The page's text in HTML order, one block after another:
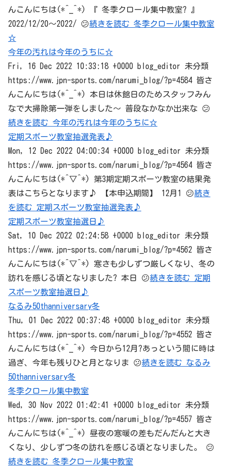
んこんにちは(*^_^*) 『 冬季クロール集中教室? 』
2022/12/20～2022/ 😕続きを読む 冬季クロール集中教室
☆
今年の汚れは今年のうちに☆
Fri, 16 Dec 2022 10:33:18 +0000 blog_editor 未分類
https://www.jpn-sports.com/narumi_blog/?p=4584 皆さ
んこんにちは(*^_^*) 本日は休館日のためスタッフみん
なで大掃除第一弾をしました～ 普段なかなか出来な 😕
続きを読む 今年の汚れは今年のうちに☆
定期スポーツ教室抽選発表♪
Mon, 12 Dec 2022 04:00:34 +0000 blog_editor 未分類
https://www.jpn-sports.com/narumi_blog/?p=4564 皆さ
んこんにちは(*^▽^*) 第3期定期スポーツ教室の結果発
表はこちらとなります♪ 【本申込期間】 12月1 😕続き
を読む 定期スポーツ教室抽選発表♪
定期スポーツ教室抽選日♪
Sat, 10 Dec 2022 02:24:58 +0000 blog_editor 未分類
https://www.jpn-sports.com/narumi_blog/?p=4562 皆さ
んこんにちは(*^▽^*) 寒さも少しずつ厳しくなり、冬の
訪れを感じる頃となりました? 本日 😕続きを読む 定期
スポーツ教室抽選日♪
なるみ50thanniversary冬
Thu, 01 Dec 2022 00:37:48 +0000 blog_editor 未分類
https://www.jpn-sports.com/narumi_blog/?p=4552 皆さ
んこんにちは(*^_^*) 今日から12月?あっという間に時は
過ぎ、今年も残りひと月となりま 😕続きを読む なるみ
50thanniversary冬
冬季クロール集中教室
Wed, 30 Nov 2022 01:42:41 +0000 blog_editor 未分類
https://www.jpn-sports.com/narumi_blog/?p=4557 皆さ
んこんにちは(*^_^*) 昼夜の寒暖の差もだんだんと大き
くなり、少しずつ冬の訪れを感じる頃となりました。 😕
続きを読む 冬季クロール集中教室